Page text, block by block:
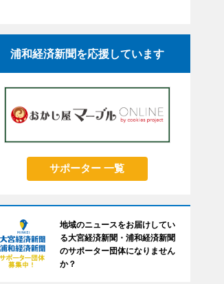
浦和経済新聞を応援しています
サポーター 一覧
地域のニュースをお届けしてい
る大宮経済新聞・浦和経済新聞
のサポーター団体になりません
か？